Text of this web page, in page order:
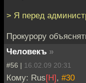
> Я перед
Прокурору
Человекъ »
#56 | 16.02.09 20:31
Кому: Rus[H], #30